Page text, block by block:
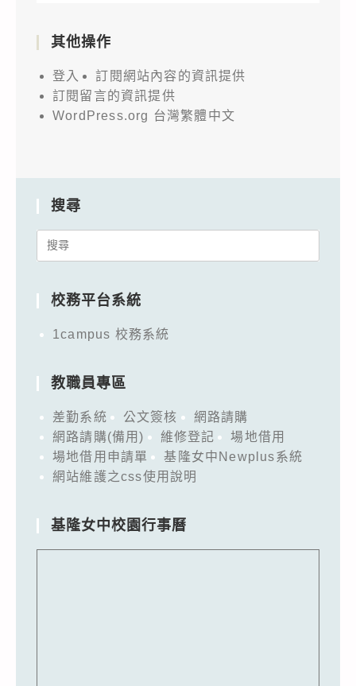
其他操作
登入
訂閱網站內容的資訊提供
訂閱留言的資訊提供
WordPress.org 台灣繁體中文
搜尋
Search
校務平台系統
1campus 校務系統
教職員專區
差勤系統 公文簽核
網路請購
網路請購(備用)
維修登記
場地借用
場地借用申請單
基隆女中Newplus系統
網站維護之css使用說明
基隆女中校園行事曆